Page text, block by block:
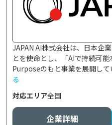
JAPAN AI株式会社は、日本企
とを使命とし、「AIで持続可
Purposeのもと事業を展開して
る
対応エリア全国
企業詳細